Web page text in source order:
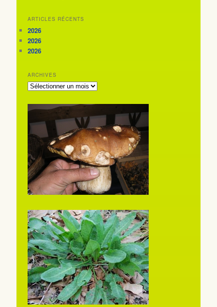
ARTICLES RÉCENTS
2026
2026
2026
ARCHIVES
ARCHIVES